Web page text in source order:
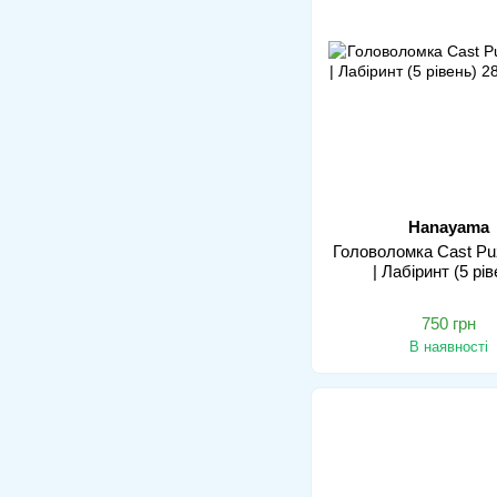
Hanayama
Головоломка Cast
| Лабіринт (5
750 грн
В наявності